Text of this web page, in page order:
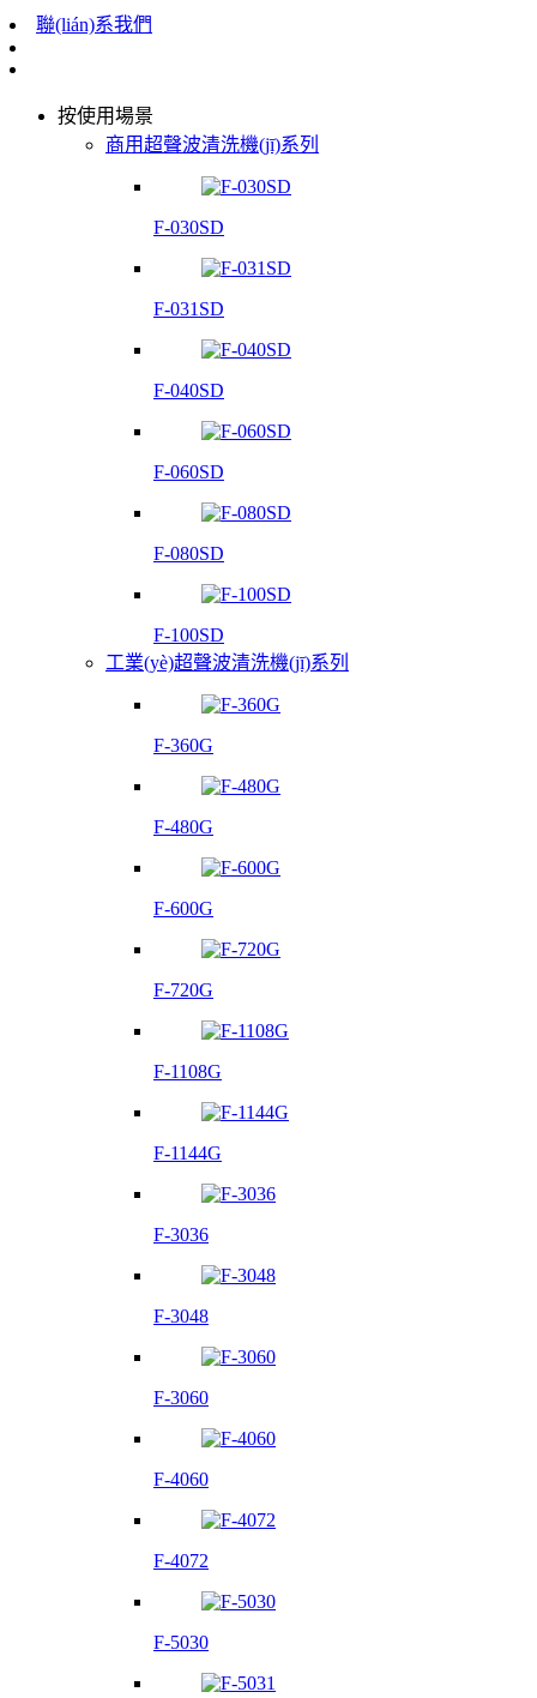
聯(lián)系我們
按使用場景
商用超聲波清洗機(jī)系列
F-030SD
F-031SD
F-040SD
F-060SD
F-080SD
F-100SD
工業(yè)超聲波清洗機(jī)系列
F-360G
F-480G
F-600G
F-720G
F-1108G
F-1144G
F-3036
F-3048
F-3060
F-4060
F-4072
F-5030